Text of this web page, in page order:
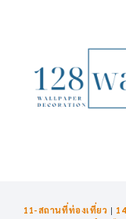
11-สถานที่ท่องเที่ยว |